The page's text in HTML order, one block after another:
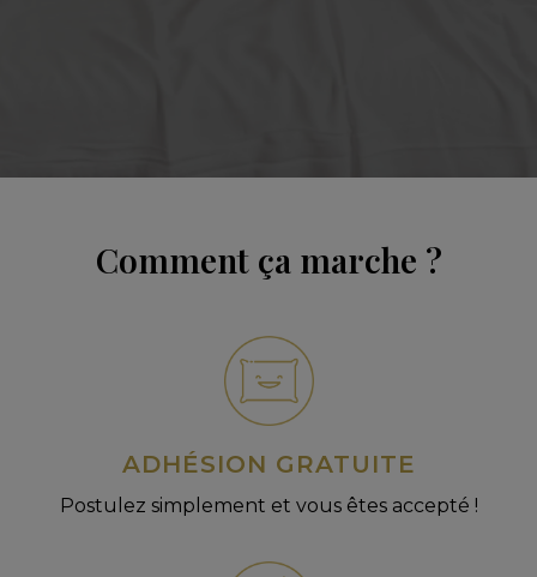
Comment ça marche ?
ADHÉSION GRATUITE
Postulez simplement et vous êtes accepté !